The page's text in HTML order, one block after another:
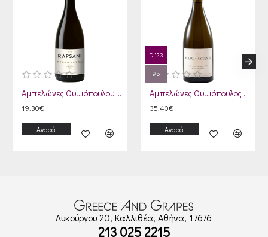
Αμπελώνες Θυμιόπουλου Ραψάνη Terra Petra 2020
19.30€
Αγορά
D '23
95
Αμπελώνες Θυμιόπουλος Blanc des Coteaux 2023
35.40€
Αγορά
Λυκούργου 20, Καλλιθέα, Αθήνα, 17676
213 025 2215